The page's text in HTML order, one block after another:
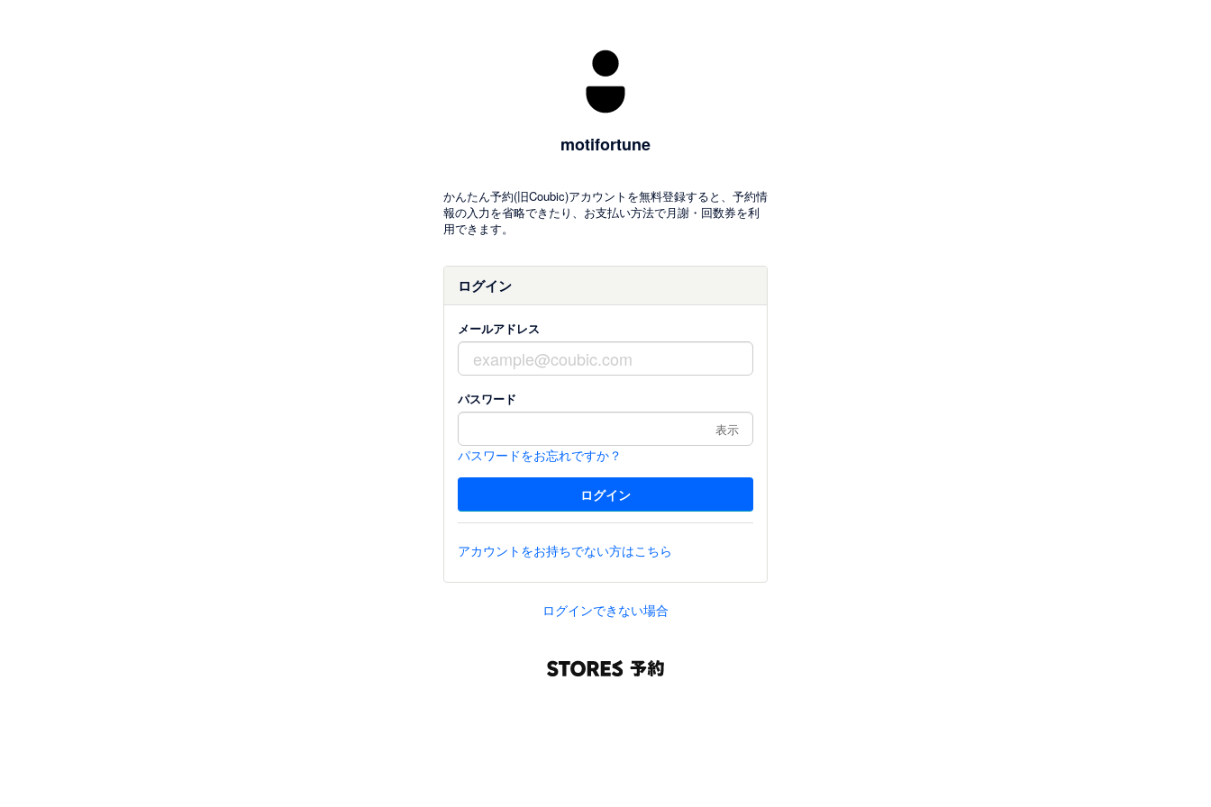
motifortune
かんたん予約(旧Coubic)アカウントを無料登録すると、予約情
報の入力を省略できたり、お支払い方法で月謝・回数券を利
用できます。
ログイン
メールアドレス
パスワード
表示
パスワードをお忘れですか？
アカウントをお持ちでない方はこちら
ログインできない場合